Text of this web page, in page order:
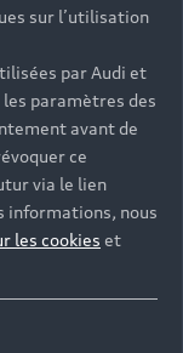
sur l’utilisation
par Audi et
paramètres des
avant de
ce
via le lien
informations, nous
les cookies et